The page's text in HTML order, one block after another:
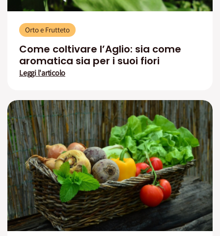
Orto e Frutteto
Come coltivare l’Aglio: sia come
aromatica sia per i suoi fiori
Leggi l'articolo